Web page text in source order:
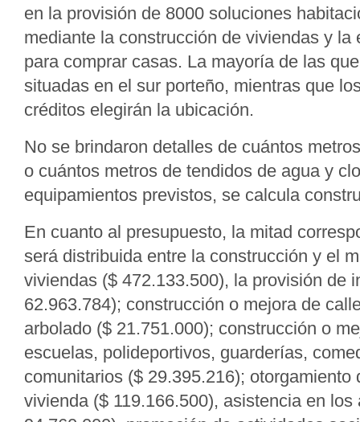
en la provisión de 8000 soluciones
mediante la construcción de viviendas y la
para comprar casas. La mayoría de las
situadas en el sur porteño, mientras que
créditos elegirán la ubicación.
No se brindaron detalles de cuántos
o cuántos metros de tendidos de agua y
equipamientos previstos, se calcula
En cuanto al presupuesto, la mitad
será distribuida entre la construcción y el
viviendas ($ 472.133.500), la provisión de
62.963.784); construcción o mejora de
arbolado ($ 21.751.000); construcción o
escuelas, polideportivos, guarderías,
comunitarios ($ 29.395.216); otorgamiento
vivienda ($ 119.166.500), asistencia en los